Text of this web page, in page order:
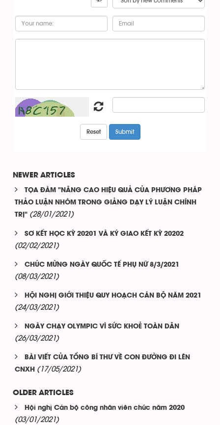
NEWER ARTICLES
TỌA ĐÀM "NÂNG CAO HIỆU QUẢ CỦA PHƯƠNG PHÁP
THẢO LUẬN NHÓM TRONG GIẢNG DẠY LÝ LUẬN CHÍNH
TRỊ" (28/01/2021)
SƠ KẾT HỌC KỲ 20201 VÀ KÝ GIAO KẾT KỲ 20202
(02/02/2021)
CHÚC MỪNG NGÀY QUỐC TẾ PHỤ NỮ 8/3/2021
(08/03/2021)
HỘI NGHỊ GIỚI THIỆU QUY HOẠCH CÁN BỘ NĂM 2021
(24/03/2021)
NGÀY CHẠY OLYMPIC VÌ SỨC KHOẺ TOÀN DÂN
(26/03/2021)
BÀI VIẾT CỦA TỔNG BÍ THƯ VỀ CON ĐƯỜNG ĐI LÊN
CNXH
(17/05/2021)
OLDER ARTICLES
Hội nghị Cán bộ công nhân viên chức năm 2020
(03/01/2021)